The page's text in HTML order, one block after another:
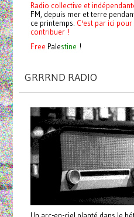
Radio collective et
FM, depuis mer et terre
ce printemps. C'est par ici
contribuer !
Free Palestine !
GRRRND RADIO
Un arc-en-ciel planté dans le